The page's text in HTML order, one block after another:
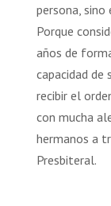
persona, sino
Porque
años de
capacidad de
recibir el
con mucha
hermanos a
Presbiteral.